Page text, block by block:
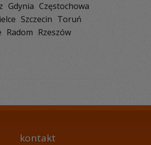
Gdynia Częstochowa
Szczecin Toruń
Radom Rzeszów
kontakt